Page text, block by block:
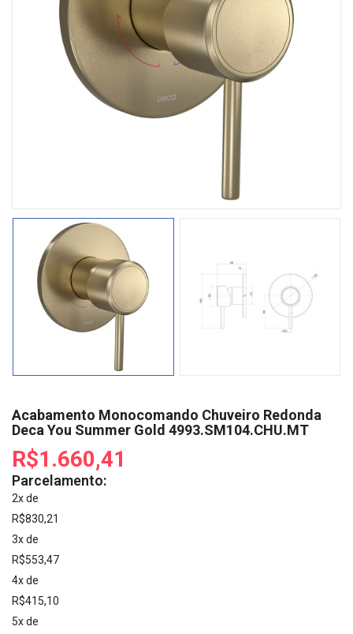
Acabamento Monocomando Chuveiro Redonda
Deca You Summer Gold 4993.SM104.CHU.MT
R$1.660,41
Parcelamento:
2x de
R$830,21
3x de
R$553,47
4x de
R$415,10
5x de